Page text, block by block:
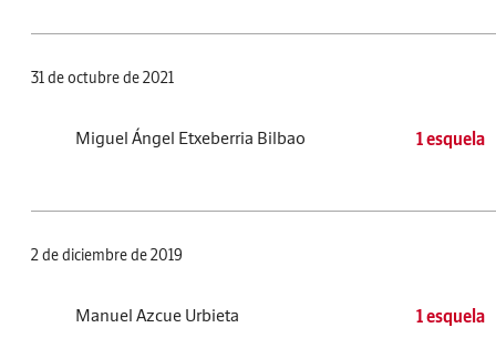
31 de octubre de 2021
Miguel Ángel Etxeberria Bilbao 1 esquela
2 de diciembre de 2019
Manuel Azcue Urbieta 1 esquela